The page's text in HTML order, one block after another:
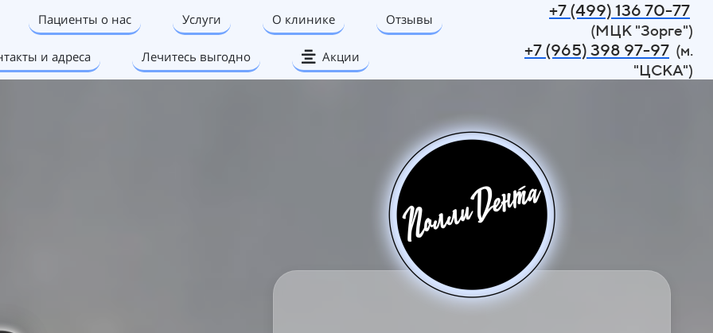
Пациенты о нас Услуги О клинике Отзывы
и адреса Лечитесь выгодно Акции
+7 (499) 136 70-77
(МЦК "Зорге")
+7 (965) 398 97-97 (м.
"ЦСКА")